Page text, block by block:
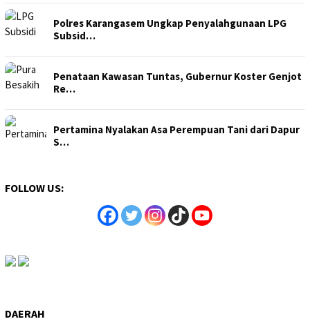
Polres Karangasem Ungkap Penyalahgunaan LPG
Subsid…
Penataan Kawasan Tuntas, Gubernur Koster Genjot
Re…
Pertamina Nyalakan Asa Perempuan Tani dari Dapur
S…
FOLLOW US:
DAERAH